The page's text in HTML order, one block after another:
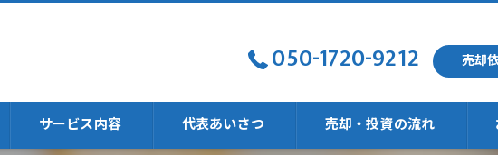
050-1720-9212 売却
サービス内容 代表あいさつ 売却・投資の流れ